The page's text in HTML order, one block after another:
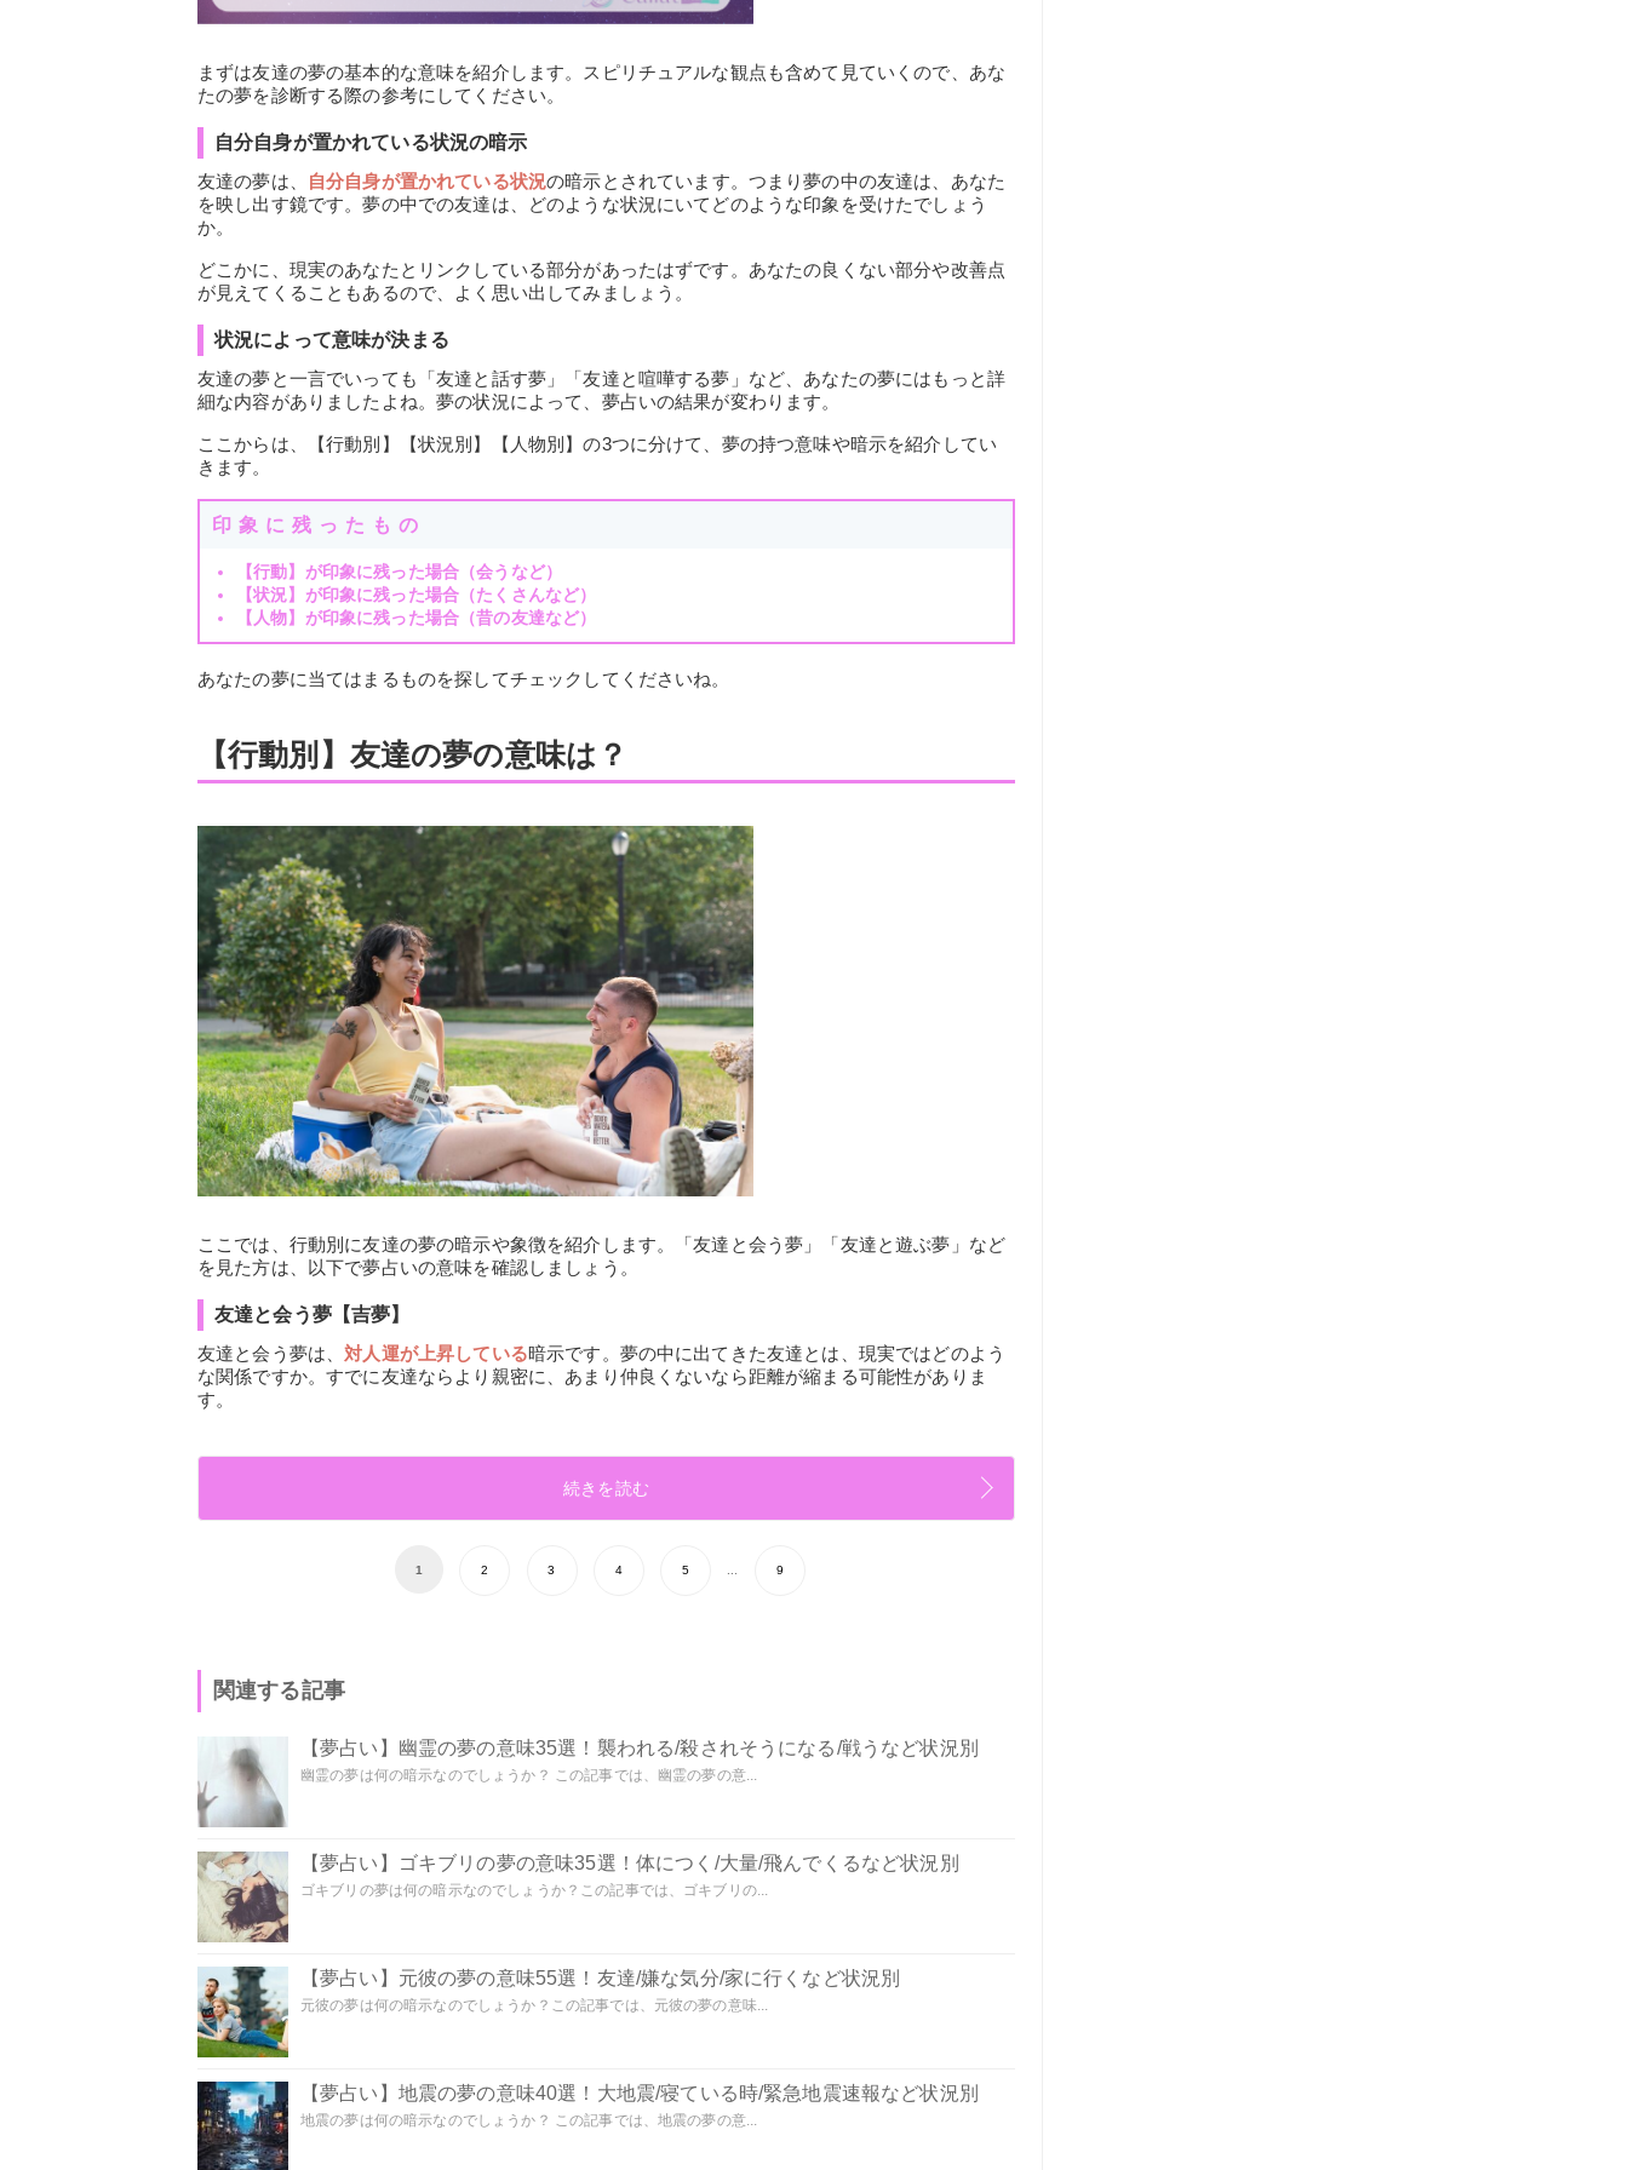
まずは友達の夢の基本的な意味を紹介します。スピリチュアルな観点も含めて見ていくので、あな
たの夢を診断する際の参考にしてください。
自分自身が置かれている状況の暗示
友達の夢は、
自分自身が置かれている状況の暗示とされています。つまり夢の中の友達は、あなた
を映し出す鏡です。夢の中での友達は、どのような状況にいてどのような印象を受けたでしょう
か。
どこかに、現実のあなたとリンクしている部分があったはずです。あなたの良くない部分や改善点
が見えてくることもあるので、よく思い出してみましょう。
状況によって意味が決まる
友達の夢と一言でいっても「友達と話す夢」「友達と喧嘩する夢」など、あなたの夢にはもっと詳
細な内容がありましたよね。夢の状況によって、夢占いの結果が変わります。
ここからは、【行動別】【状況別】【人物別】の3つに分けて、夢の持つ意味や暗示を紹介してい
きます。
印象に残ったもの
【行動】が印象に残った場合（会うなど）
【状況】が印象に残った場合（たくさんなど）
【人物】が印象に残った場合（昔の友達など）
あなたの夢に当てはまるものを探してチェックしてくださいね。
【行動別】友達の夢の意味は？
ここでは、行動別に友達の夢の暗示や象徴を紹介します。「友達と会う夢」「友達と遊ぶ夢」など
を見た方は、以下で夢占いの意味を確認しましょう。
友達と会う夢【吉夢】
友達と会う夢は、対人運が上昇している暗示です。夢の中に出てきた友達とは、現実ではどのよう
な関係ですか。すでに友達ならより親密に、あまり仲良くないなら距離が縮まる可能性がありま
す。
続きを読む
1 2 3 4 5 9
関連する記事
【夢占い】幽霊の夢の意味35選！襲われる/殺されそうになる/戦うなど状況別
幽霊の夢は何の暗示なのでしょうか？ この記事では、幽霊の夢の意...
【夢占い】ゴキブリの夢の意味35選！体につく/大量/飛んでくるなど状況別
ゴキブリの夢は何の暗示なのでしょうか？この記事では、ゴキブリの...
【夢占い】元彼の夢の意味55選！友達/嫌な気分/家に行くなど状況別
元彼の夢は何の暗示なのでしょうか？この記事では、元彼の夢の意味...
【夢占い】地震の夢の意味40選！大地震/寝ている時/緊急地震速報など状況別
地震の夢は何の暗示なのでしょうか？ この記事では、地震の夢の意...